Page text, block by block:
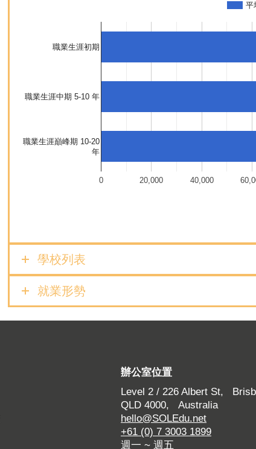
平
0 20,000 40,000
職業生涯初期
職業生涯中期 5-10 年
職業生涯巔峰期 10-20
年
學校列表
就業形勢
辦公室位置
Level 2 / 226 Albert St,
QLD 4000, Australia
hello@SOLEdu.net
+61 (0) 7 3003 1899
週一 ~ 週五